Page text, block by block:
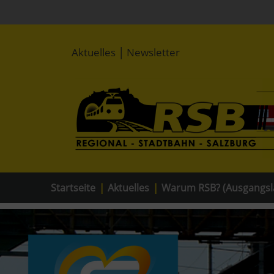
Aktuelles | Newsletter
Startseite Aktuelles Warum RSB?